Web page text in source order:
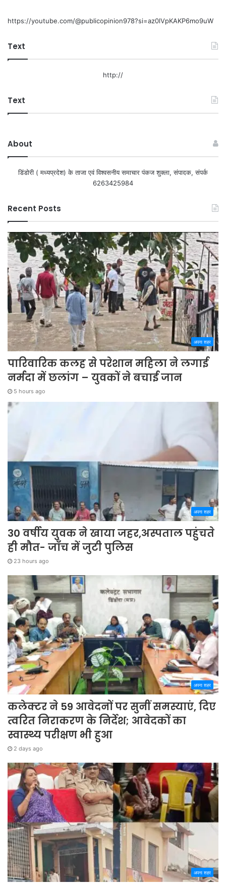
https://youtube.com/@publicopinion978?si=az0lVpKAKP6mo9uW
Text
http://
Text
About
डिंडोरी ( मध्यप्रदेश) के ताजा एवं विश्वसनीय समाचार पंकज शुक्ला, संपादक, संपर्क
6263425984
Recent Posts
अपना शहर
पारिवारिक कलह से परेशान महिला ने लगाई
नर्मदा में छलांग – युवकों ने बचाई जान
5 hours ago
अपना शहर
30 वर्षीय युवक ने खाया जहर,अस्पताल पहुंचते
ही मौत- जाँच में जुटी पुलिस
23 hours ago
अपना शहर
कलेक्टर ने 59 आवेदनों पर सुनीं समस्याएं, दिए
त्वरित निराकरण के निर्देश; आवेदकों का
स्वास्थ्य परीक्षण भी हुआ
2 days ago
अपना शहर